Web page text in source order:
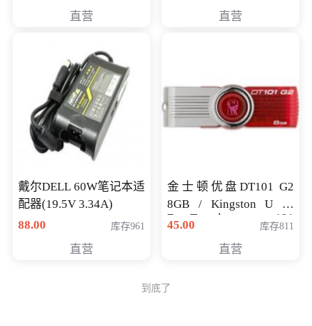
直营 直营
戴尔DELL 60W笔记本适
配器(19.5V 3.34A)
88.00
库存961
直营
金士顿优盘DT101 G2
8GB / Kingston U 盘
DataTraveler 101
Generati
45.00 库存811
直营
到底了